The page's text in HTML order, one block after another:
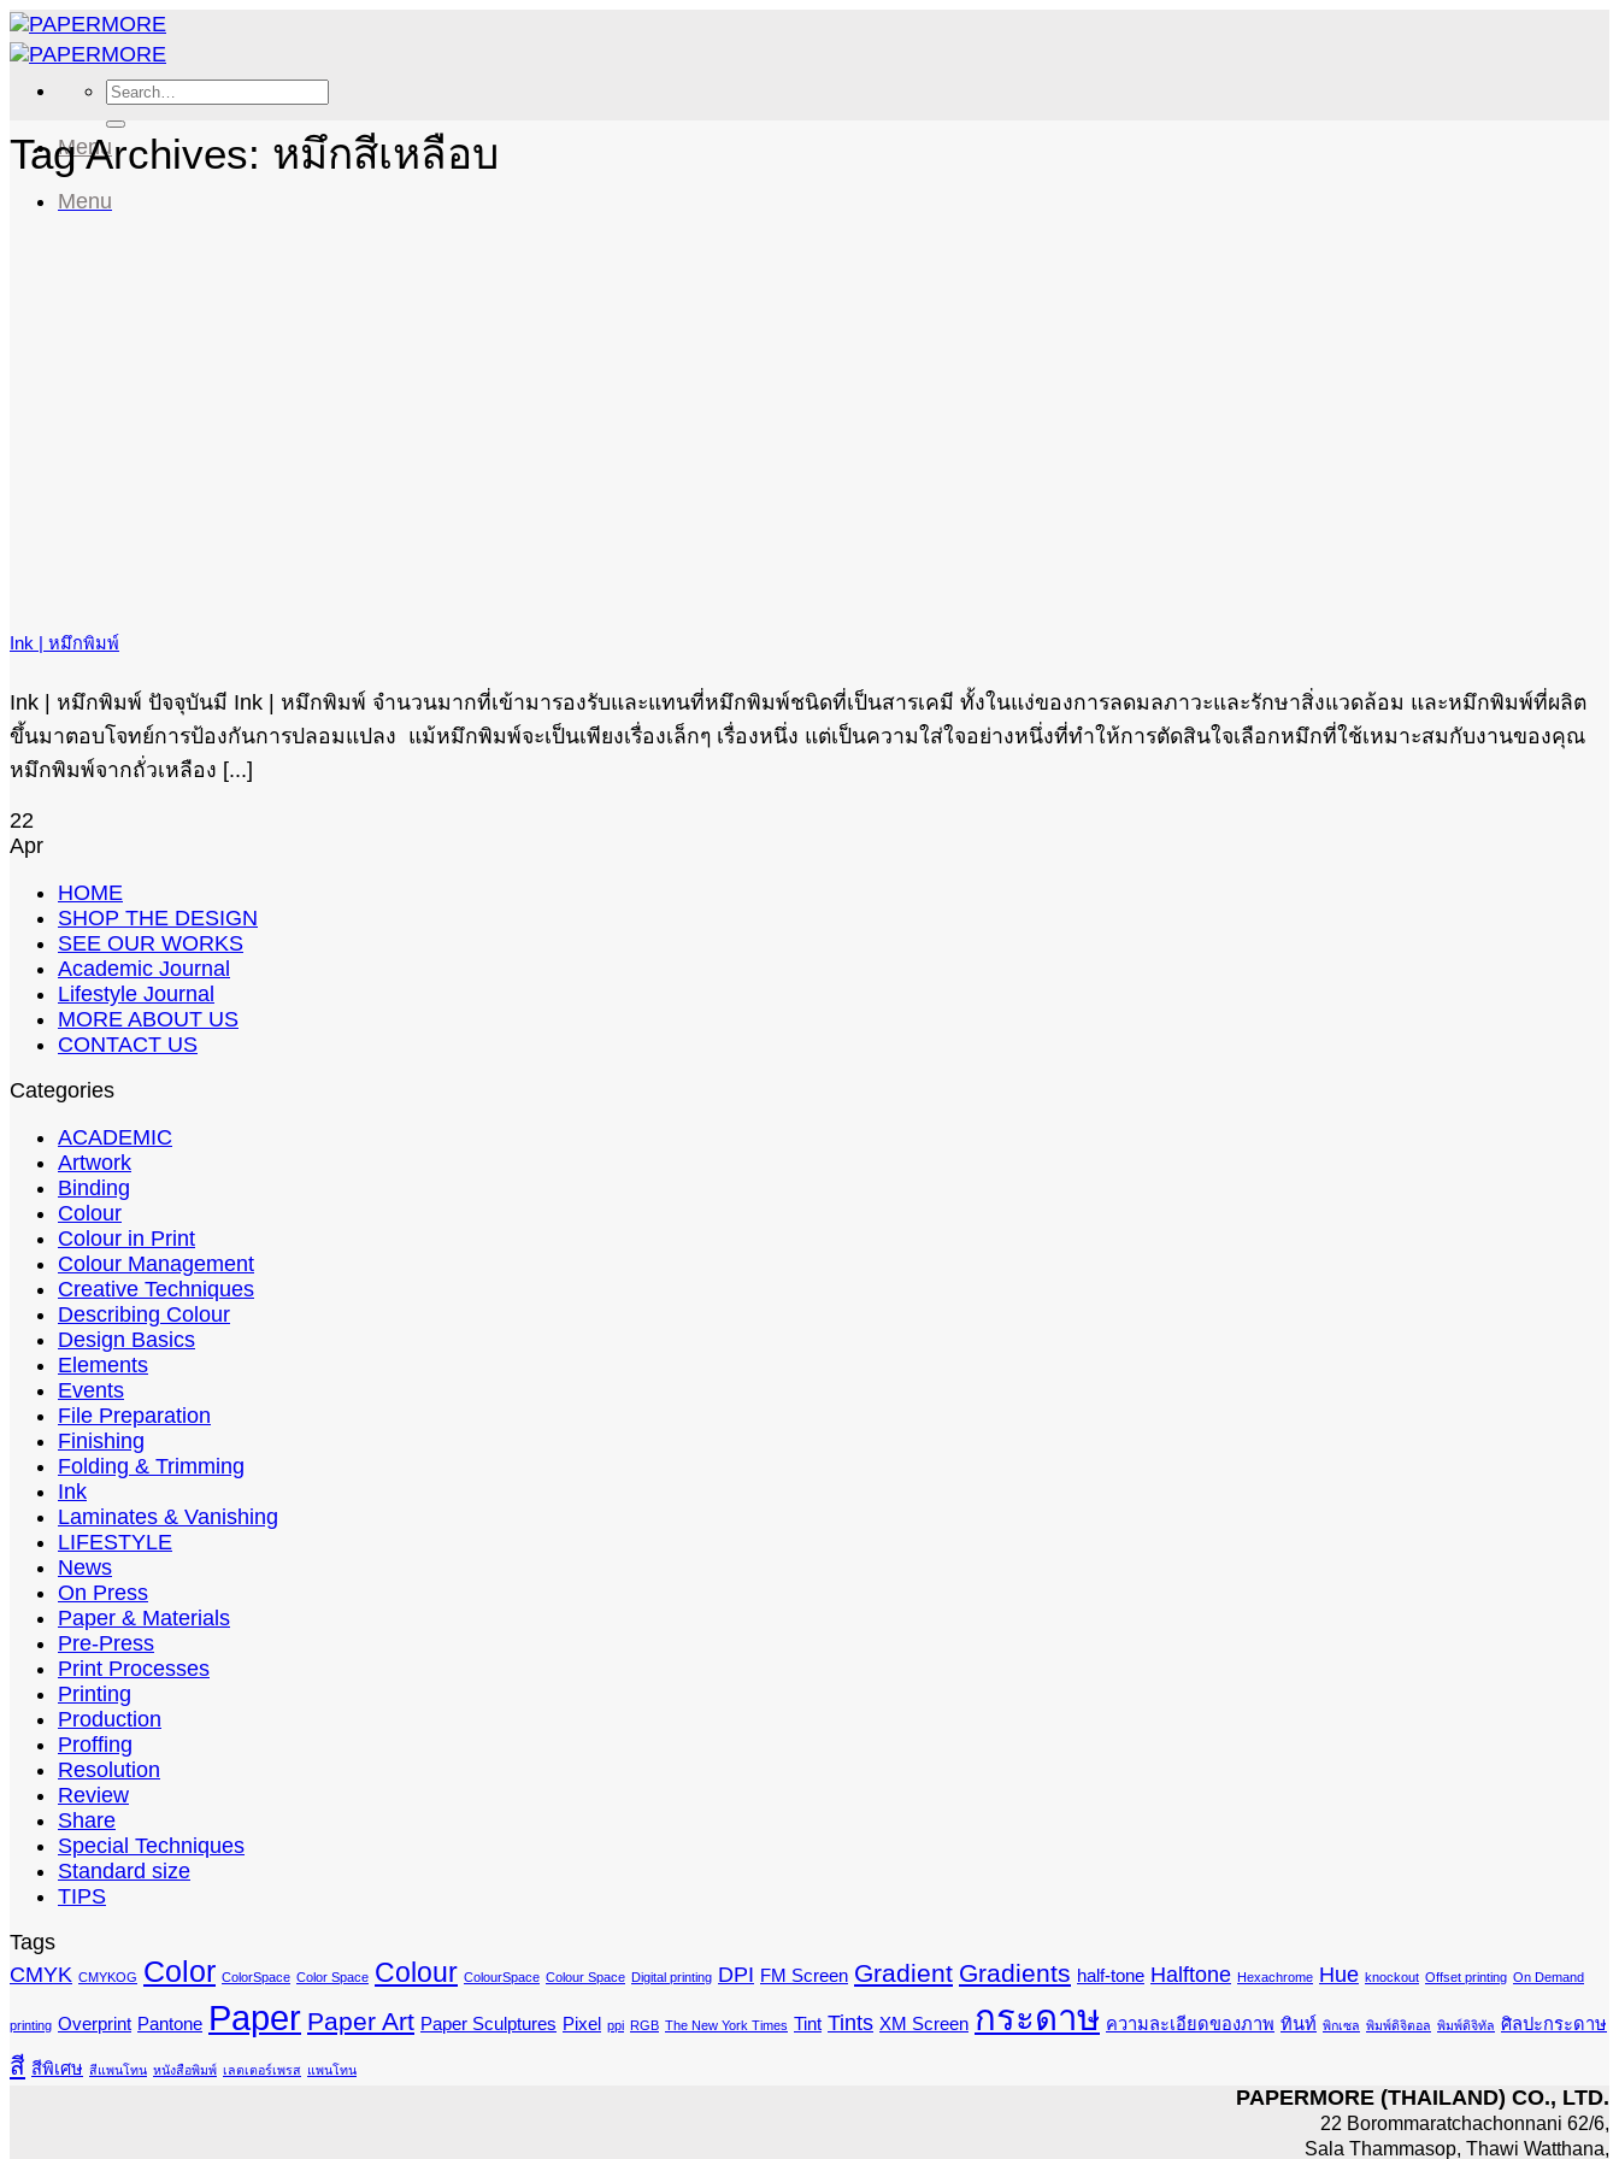
Skip
to
content
Search
Menu
Menu
Tag Archives: หมึกสีเหลือบ
Ink | หมึกพิมพ์
Ink | หมึกพิมพ์ ปัจจุบันมี Ink | หมึกพิมพ์ จำนวนมากที่เข้ามารองรับและแทนที่หมึกพิมพ์ชนิดที่เป็นสารเคมี ทั้งในแง่ของการลดมลภาวะและรักษาสิ่งแวดล้อม และหมึกพิมพ์ที่ผลิต
ขึ้นมาตอบโจทย์การป้องกันการปลอมแปลง แม้หมึกพิมพ์จะเป็นเพียงเรื่องเล็กๆ เรื่องหนึ่ง แต่เป็นความใส่ใจอย่างหนึ่งที่ทำให้การตัดสินใจเลือกหมึกที่ใช้เหมาะสมกับงานของคุณ
หมึกพิมพ์จากถั่วเหลือง [...]
22
Apr
HOME
SHOP THE DESIGN
SEE OUR WORKS
Academic Journal
Lifestyle Journal
MORE ABOUT US
CONTACT US
Categories
ACADEMIC
Artwork
Binding
Colour
Colour in Print
Colour Management
Creative Techniques
Describing Colour
Design Basics
Elements
Events
File Preparation
Finishing
Folding & Trimming
Ink
Laminates & Vanishing
LIFESTYLE
News
On Press
Paper & Materials
Pre-Press
Print Processes
Printing
Production
Proffing
Resolution
Review
Share
Special Techniques
Standard size
TIPS
Tags
CMYK CMYKOG Color ColorSpace Color Space Colour ColourSpace Colour Space Digital printing DPI FM Screen Gradient Gradients half-tone Halftone Hexachrome Hue knockout Offset printing On Demand
printing Overprint Pantone Paper Paper Art Paper Sculptures Pixel ppi RGB The New York Times Tint Tints XM Screen กระดาษ ความละเอียดของภาพ ทินท์ พิกเซล พิมพ์ดิจิตอล พิมพ์ดิจิทัล ศิลปะกระดาษ
สี สีพิเศษ สีแพนโทน หนังสือพิมพ์ เลตเตอร์เพรส แพนโทน
PAPERMORE (THAILAND) CO., LTD.
22 Borommaratchachonnani 62/6,
Sala Thammasop, Thawi Watthana,